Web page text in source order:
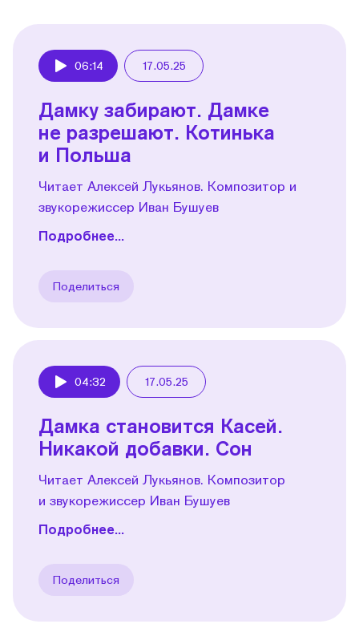
06:14 17.05.25
Дамку забирают. Дамке
не разрешают. Котинька
и Польша
Читает Алексей Лукьянов. Композитор и
звукорежиссер Иван Бушуев
Подробнее...
Поделиться
04:32 17.05.25
Дамка становится Касей.
Никакой добавки. Сон
Читает Алексей Лукьянов. Композитор
и звукорежиссер Иван Бушуев
Подробнее...
Поделиться